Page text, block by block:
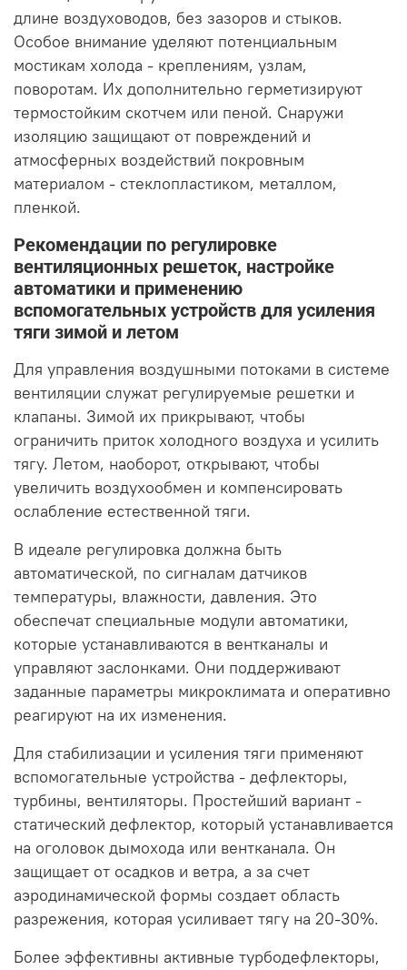
длине воздуховодов, без зазоров и стыков.
Особое внимание уделяют потенциальным
мостикам холода - креплениям, узлам,
поворотам. Их дополнительно герметизируют
термостойким скотчем или пеной. Снаружи
изоляцию защищают от повреждений и
атмосферных воздействий покровным
материалом - стеклопластиком, металлом,
пленкой.
Рекомендации по регулировке
вентиляционных решеток, настройке
автоматики и применению
вспомогательных устройств для усиления
тяги зимой и летом
Для управления воздушными потоками в системе
вентиляции служат регулируемые решетки и
клапаны. Зимой их прикрывают, чтобы
ограничить приток холодного воздуха и усилить
тягу. Летом, наоборот, открывают, чтобы
увеличить воздухообмен и компенсировать
ослабление естественной тяги.
В идеале регулировка должна быть
автоматической, по сигналам датчиков
температуры, влажности, давления. Это
обеспечат специальные модули автоматики,
которые устанавливаются в вентканалы и
управляют заслонками. Они поддерживают
заданные параметры микроклимата и оперативно
реагируют на их изменения.
Для стабилизации и усиления тяги применяют
вспомогательные устройства - дефлекторы,
турбины, вентиляторы. Простейший вариант -
статический дефлектор, который устанавливается
на оголовок дымохода или вентканала. Он
защищает от осадков и ветра, а за счет
аэродинамической формы создает область
разрежения, которая усиливает тягу на 20-30%.
Более эффективны активные турбодефлекторы,